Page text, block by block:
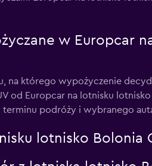
w Europcar
na którego wypożyczenie
od Europcar na lotnisku
terminu podróży i wybranego
lotnisko Bolonia